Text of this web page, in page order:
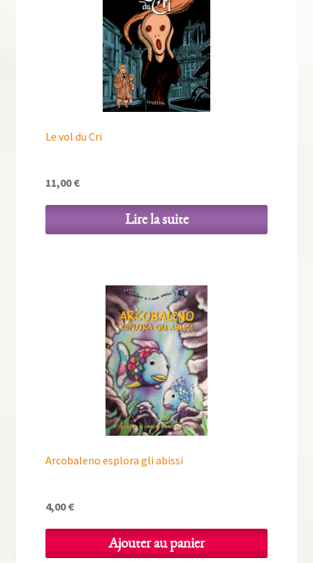
Le vol du Cri
11,00€
Lire la suite
Arcobaleno esplora gli abissi
4,00€
Ajouter au panier